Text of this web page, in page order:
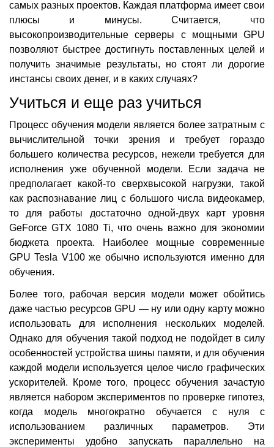
самых разных проектов. Каждая платформа имеет свои
плюсы и минусы. Считается, что
высокопроизводительные серверы с мощными GPU
позволяют быстрее достигнуть поставленных целей и
получить значимые результаты, но стоят ли дорогие
инстансы своих денег, и в каких случаях?
Учиться и еще раз учиться
Процесс обучения модели является более затратным с
вычислительной точки зрения и требует гораздо
большего количества ресурсов, нежели требуется для
исполнения уже обученной модели. Если задача не
предполагает какой-то сверхвысокой нагрузки, такой
как распознавание лиц с большого числа видеокамер,
то для работы достаточно одной-двух карт уровня
GeForce GTX 1080 Ti, что очень важно для экономии
бюджета проекта. Наиболее мощные современные
GPU Tesla V100 же обычно используются именно для
обучения.
Более того, рабочая версия модели может обойтись
даже частью ресурсов GPU — ну или одну карту можно
использовать для исполнения нескольких моделей.
Однако для обучения такой подход не подойдет в силу
особенностей устройства шины памяти, и для обучения
каждой модели используется целое число графических
ускорителей. Кроме того, процесс обучения зачастую
является набором экспериментов по проверке гипотез,
когда модель многократно обучается с нуля с
использованием различных параметров. Эти
эксперименты удобно запускать параллельно на